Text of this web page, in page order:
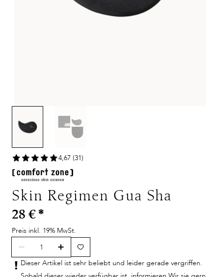
4,67 (31)
Skin Regimen Gua Sha
28 € *
Preis inkl. 19% MwSt.
Dieser Artikel ist sehr beliebt und leider gerade vergriffen.